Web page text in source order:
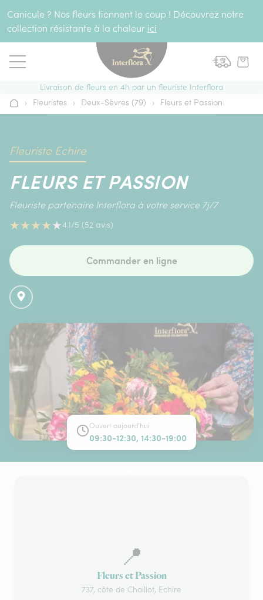
Canicule ? Nos fleurs tiennent le coup ! Découvrez notre
collection résistante à la chaleur ici
Livraison de fleurs en 4h par un fleuriste Interflora
Accueil
› Fleuristes › Deux-Sèvres (79) › Fleurs et Passion
Fleuriste Echire
FLEURS ET PASSION
Fleuriste partenaire Interflora à votre service 7j/7
★★★★★4.1/5 (52 avis)
Commander en ligne
Ouvert aujourd'hui
09:30-12:30, 14:30-19:00
📍
Fleurs et Passion
737, côte de Chaillot, Echire